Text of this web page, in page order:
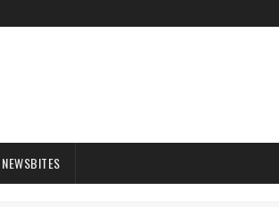
NEWSBITES